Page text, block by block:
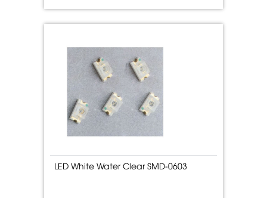
LED White Water Clear SMD-0603